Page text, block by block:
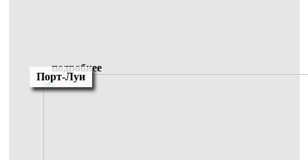
подробнее
Порт-Луи